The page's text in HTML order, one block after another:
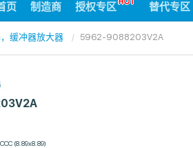
页 制造商 授权专区 替代专区
缓冲器放大器 5962-9088203V2A
(8.89x8.89)